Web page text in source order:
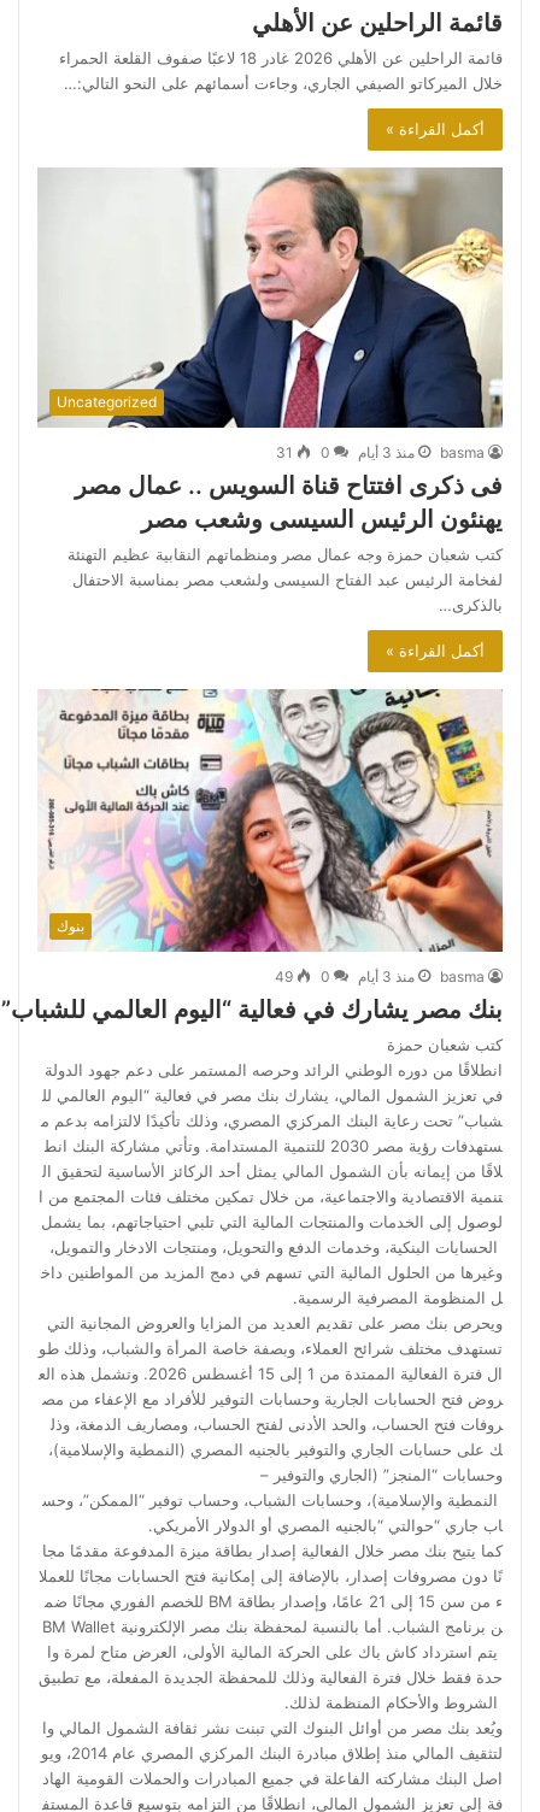
قائمة الراحلين عن الأهلي
قائمة الراحلين عن الأهلي 2026 غادر 18 لاعبًا صفوف القلعة الحمراء
خلال الميركاتو الصيفي الجاري، وجاءت أسمائهم على النحو التالي:…
أكمل القراءة »
Uncategorized
basma منذ 3 أيام 0
31
فى ذكرى افتتاح قناة السويس .. عمال مصر
يهنئون الرئيس السيسى وشعب مصر
كتب شعبان حمزة وجه عمال مصر ومنظماتهم النقابية عظيم التهنئة
لفخامة الرئيس عبد الفتاح السيسى ولشعب مصر بمناسبة الاحتفال
بالذكرى…
أكمل القراءة »
بنوك
basma منذ 3 أيام 0
49
بنك مصر يشارك في فعالية “اليوم العالمي
كتب شعبان حمزة
انطلاقًا من دوره الوطني الرائد وحرصه المستمر على دعم جهود الدولة
في تعزيز الشمول المالي، يشارك بنك مصر في فعالية “اليوم العالمي لل
شباب” تحت رعاية البنك المركزي المصري، وذلك تأكيدًا لالتزامه بدعم م
ستهدفات رؤية مصر 2030 للتنمية المستدامة. وتأتي مشاركة البنك انط
لاقًا من إيمانه بأن الشمول المالي يمثل أحد الركائز الأساسية لتحقيق ال
تنمية الاقتصادية والاجتماعية، من خلال تمكين مختلف فئات المجتمع من ا
لوصول إلى الخدمات والمنتجات المالية التي تلبي احتياجاتهم، بما يشمل
الحسابات البنكية، وخدمات الدفع والتحويل، ومنتجات الادخار والتمويل،
وغيرها من الحلول المالية التي تسهم في دمج المزيد من المواطنين داخ
ل المنظومة المصرفية الرسمية.
ويحرص بنك مصر على تقديم العديد من المزايا والعروض المجانية التي
تستهدف مختلف شرائح العملاء، وبصفة خاصة المرأة والشباب، وذلك طو
ال فترة الفعالية الممتدة من 1 إلى 15 أغسطس 2026. وتشمل هذه الع
روض فتح الحسابات الجارية وحسابات التوفير للأفراد مع الإعفاء من مص
روفات فتح الحساب، والحد الأدنى لفتح الحساب، ومصاريف الدمغة، وذل
ك على حسابات الجاري والتوفير بالجنيه المصري (النمطية والإسلامية)،
وحسابات “المنجز” (الجاري والتوفير –
النمطية والإسلامية)، وحسابات الشباب، وحساب توفير “الممكن”، وحس
اب جاري “حوالتي “بالجنيه المصري أو الدولار الأمريكي.
كما يتيح بنك مصر خلال الفعالية إصدار بطاقة ميزة المدفوعة مقدمًا مجا
نًا دون مصروفات إصدار، بالإضافة إلى إمكانية فتح الحسابات مجانًا للعملا
ء من سن 15 إلى 21 عامًا، وإصدار بطاقة BM للخصم الفوري مجانًا ضم
ن برنامج الشباب. أما بالنسبة لمحفظة بنك مصر الإلكترونية BM Wallet
يتم استرداد كاش باك على الحركة المالية الأولى، العرض متاح لمرة وا
حدة فقط خلال فترة الفعالية وذلك للمحفظة الجديدة المفعلة، مع تطبيق
الشروط والأحكام المنظمة لذلك.
ويُعد بنك مصر من أوائل البنوك التي تبنت نشر ثقافة الشمول المالي وا
لتثقيف المالي منذ إطلاق مبادرة البنك المركزي المصري عام 2014، ويو
اصل البنك مشاركته الفاعلة في جميع المبادرات والحملات القومية الهاد
فة إلى تعزيز الشمول المالي، انطلاقًا من التزامه بتوسيع قاعدة المستف